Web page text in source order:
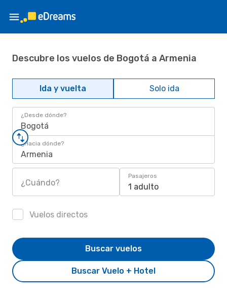
Descubre los vuelos de Bogotá a Armenia
Ida y vuelta Solo ida
¿Desde dónde?
Bogotá
¿Hacia dónde?
Armenia
¿Cuándo?
Pasajeros
1 adulto
Vuelos directos
Buscar Vuelo + Hotel
Buscar vuelos